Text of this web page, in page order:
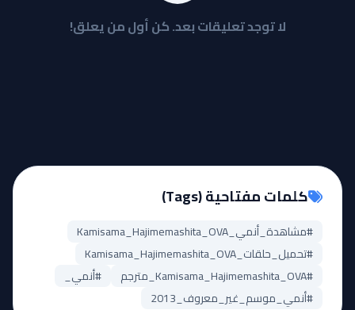
لا توجد تعليقات بعد. كن أول من يعلق!
كلمات مفتاحية (Tags)
#مشاهدة_أنمي_Kamisama_Hajimemashita_OVA
#تحميل_حلقات_Kamisama_Hajimemashita_OVA
#Kamisama_Hajimemashita_OVA_مترجم
#أنمي_
#أنمي_موسم_غير_معروف_2013